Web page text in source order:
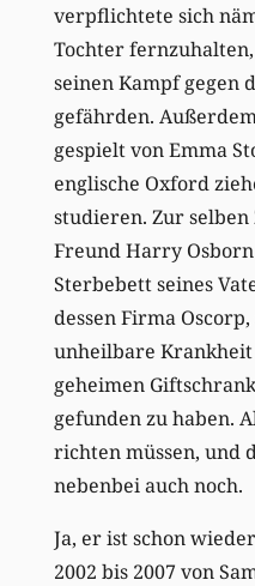
verpflichtete sich
Tochter
seinen Kampf gegen
gefährden.
gespielt von Emma
englische Oxford
studieren. Zur
Freund Harry
Sterbebett seines
dessen Firma
unheilbare
geheimen
gefunden zu haben.
richten müssen, und
nebenbei auch noch.
Ja, er ist schon
2002 bis 2007 von